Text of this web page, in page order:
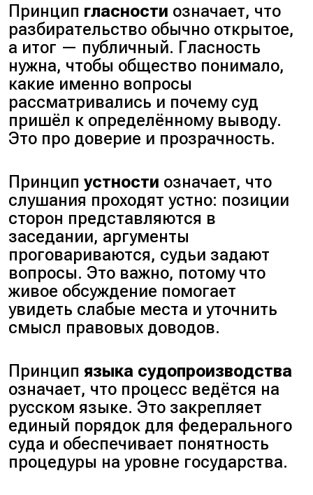
Принцип гласности означает, что
разбирательство обычно открытое,
а итог — публичный. Гласность
нужна, чтобы общество понимало,
какие именно вопросы
рассматривались и почему суд
пришёл к определённому выводу.
Это про доверие и прозрачность.
Принципустности означает, что
слушания проходят устно: позиции
сторон представляются в
заседании, аргументы
проговариваются, судьи задают
вопросы. Это важно, потому что
живое обсуждение помогает
увидеть слабые места и уточнить
смысл правовых доводов.
Принципязыка судопроизводства
означает, что процесс ведётся на
русском языке. Это закрепляет
единый порядок для федерального
суда и обеспечивает понятность
процедуры на уровне государства.